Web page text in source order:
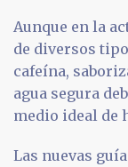
Aunque en la
de diversos
cafeína,
agua segura
medio ideal de
Las nuevas